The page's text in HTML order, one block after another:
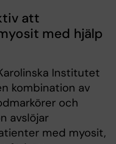
att
med hjälp
Institutet
kombination av
och
avslöjar
med myosit,